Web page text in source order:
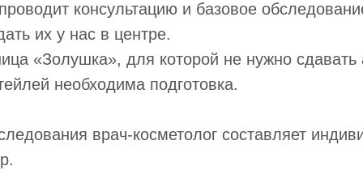
консультацию и базовое
их у нас в центре.
«Золушка», для которой не нужно
необходима подготовка.
врач-косметолог составляет